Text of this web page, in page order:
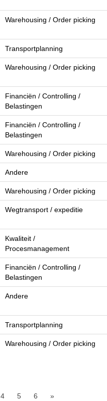
Warehousing / Order picking
Transportplanning
Warehousing / Order picking
Financiën / Controlling /
Belastingen
Financiën / Controlling /
Belastingen
Warehousing / Order picking
Andere
Warehousing / Order picking
Wegtransport / expeditie
Kwaliteit /
Procesmanagement
Financiën / Controlling /
Belastingen
Andere
Transportplanning
Warehousing / Order picking
4 5 6 »